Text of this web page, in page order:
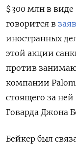
$300 млн в
говорится в
иностранных
этой акции
против
компании
стоящего за
Говарда Джона
Бейкер был